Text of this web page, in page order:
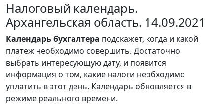
Налоговый календарь.
Архангельская область. 14.09.2021
Календарьбухгалтера подскажет, когда и какой
платеж необходимо совершить. Достаточно
выбрать интересующую дату, и появится
информация о том, какие налоги необходимо
уплатить в этот день. Календарь обновляется в
режиме реального времени.